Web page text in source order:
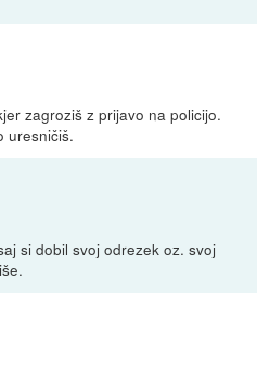
zagroziš z prijavo na policijo.
uresničiš.
si dobil svoj odrezek oz. svoj